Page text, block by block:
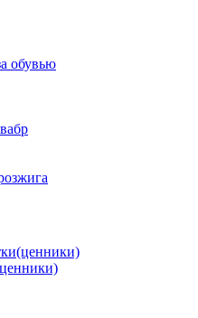
обувью